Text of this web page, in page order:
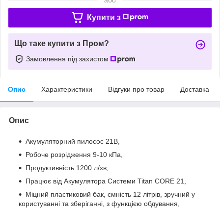
Купити з
Що таке купити з Пром?
Замовлення під захистом
Опис Характеристики Відгуки про товар Доставка
Опис
Акумуляторний пилосос 21В,
Робоче розрідження 9-10 кПа,
Продуктивність 1200 л/хв,
Працює від Акумулятора Системи Titan CORE 21,
Міцний пластиковий бак, ємність 12 літрів, зручний у
користуванні та зберіганні, з функцією обдування,